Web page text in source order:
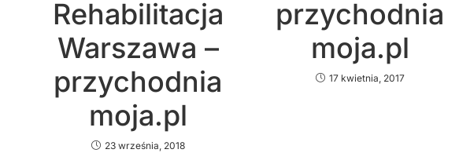
Rehabilitacja
Warszawa –
przychodnia
moja.pl
23 września, 2018
przychodnia
moja.pl
17 kwietnia, 2017